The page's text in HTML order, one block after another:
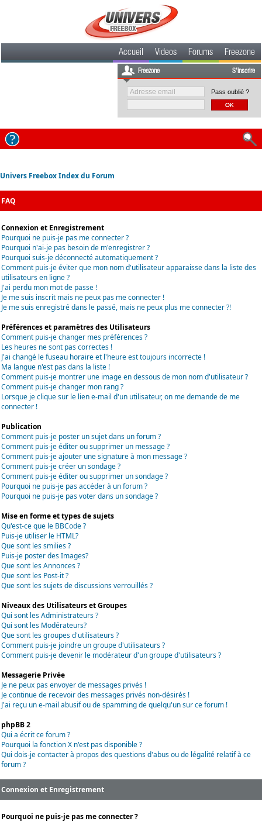
Accueil Videos Forums Freezone
Freezone S'inscrire
Pass oublié ?
Univers Freebox Index du Forum
FAQ
Connexion et Enregistrement
Pourquoi ne puis-je pas me connecter ?
Pourquoi n'ai-je pas besoin de m'enregistrer ?
Pourquoi suis-je déconnecté automatiquement ?
Comment puis-je éviter que mon nom d'utilisateur apparaisse dans la liste des
utilisateurs en ligne ?
J'ai perdu mon mot de passe !
Je me suis inscrit mais ne peux pas me connecter !
Je me suis enregistré dans le passé, mais ne peux plus me connecter ?!
Préférences et paramètres des Utilisateurs
Comment puis-je changer mes préférences ?
Les heures ne sont pas correctes !
J'ai changé le fuseau horaire et l'heure est toujours incorrecte !
Ma langue n'est pas dans la liste !
Comment puis-je montrer une image en dessous de mon nom d'utilisateur ?
Comment puis-je changer mon rang ?
Lorsque je clique sur le lien e-mail d'un utilisateur, on me demande de me
connecter !
Publication
Comment puis-je poster un sujet dans un forum ?
Comment puis-je éditer ou supprimer un message ?
Comment puis-je ajouter une signature à mon message ?
Comment puis-je créer un sondage ?
Comment puis-je éditer ou supprimer un sondage ?
Pourquoi ne puis-je pas accéder à un forum ?
Pourquoi ne puis-je pas voter dans un sondage ?
Mise en forme et types de sujets
Qu'est-ce que le BBCode ?
Puis-je utiliser le HTML?
Que sont les smilies ?
Puis-je poster des Images?
Que sont les Annonces ?
Que sont les Post-it ?
Que sont les sujets de discussions verrouillés ?
Niveaux des Utilisateurs et Groupes
Qui sont les Administrateurs ?
Qui sont les Modérateurs?
Que sont les groupes d'utilisateurs ?
Comment puis-je joindre un groupe d'utilisateurs ?
Comment puis-je devenir le modérateur d'un groupe d'utilisateurs ?
Messagerie Privée
Je ne peux pas envoyer de messages privés !
Je continue de recevoir des messages privés non-désirés !
J'ai reçu un e-mail abusif ou de spamming de quelqu'un sur ce forum !
phpBB 2
Qui a écrit ce forum ?
Pourquoi la fonction X n'est pas disponible ?
Qui dois-je contacter à propos des questions d'abus ou de légalité relatif à ce
forum ?
Connexion et Enregistrement
Pourquoi ne puis-je pas me connecter ?